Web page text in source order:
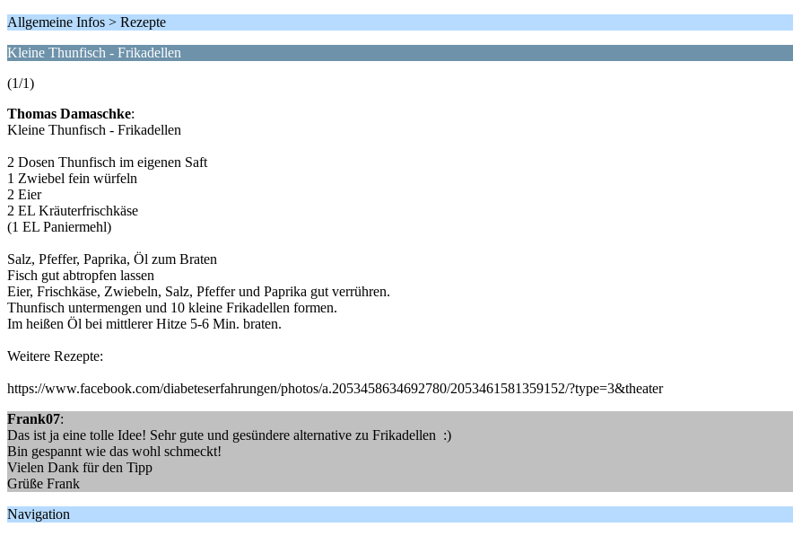
Allgemeine Infos > Rezepte
Kleine Thunfisch - Frikadellen
(1/1)
Thomas Damaschke:
Kleine Thunfisch - Frikadellen
2 Dosen Thunfisch im eigenen Saft
1 Zwiebel fein würfeln
2 Eier
2 EL Kräuterfrischkäse
(1 EL Paniermehl)
Salz, Pfeffer, Paprika, Öl zum Braten
Fisch gut abtropfen lassen
Eier, Frischkäse, Zwiebeln, Salz, Pfeffer und Paprika gut verrühren.
Thunfisch untermengen und 10 kleine Frikadellen formen.
Im heißen Öl bei mittlerer Hitze 5-6 Min. braten.
Weitere Rezepte:
https://www.facebook.com/diabeteserfahrungen/photos/a.2053458634692780/2053461581359152/?type=3&theater
Frank07:
Das ist ja eine tolle Idee! Sehr gute und gesündere alternative zu Frikadellen :)
Bin gespannt wie das wohl schmeckt!
Vielen Dank für den Tipp
Grüße Frank
Navigation